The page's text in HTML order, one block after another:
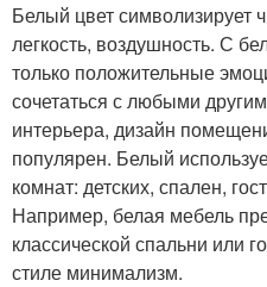
Белый цвет символизирует
легкость, воздушность. С
только положительные
сочетаться с любыми
интерьера, дизайн
популярен. Белый
комнат: детских, спален,
Например, белая мебель
классической спальни или
стиле минимализм.